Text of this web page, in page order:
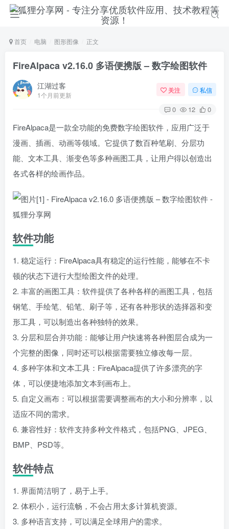
首页 电脑 图形图像 正文
FireAlpaca v2.16.0 多语便携版 – 数字绘图软件
江湖过客
1个月前更新
关注 私信
0 12 0
FireAlpaca是一款全功能的免费数字绘图软件，应用广泛于
漫画、插画、动画等领域。它提供了数百种笔刷、分层功
能、文本工具、渐变色等多种画图工具，让用户得以创造出
各式各样的绘画作品。
软件功能
1. 稳定运行：FireAlpaca具有稳定的运行性能，能够在不卡
顿的状态下进行大型绘图文件的处理。
2. 丰富的画图工具：软件提供了各种各样的画图工具，包括
钢笔、手绘笔、铅笔、刷子等，还有各种形状的选择器和变
形工具，可以制造出各种独特的效果。
3. 分层和层合并功能：能够让用户快速将各种图层合成为一
个完整的图像，同时还可以根据需要独立修改每一层。
4. 多种字体和文本工具：FireAlpaca提供了许多漂亮的字
体，可以便捷地添加文本到画布上。
5. 自定义画布：可以根据需要调整画布的大小和分辨率，以
适应不同的需求。
6. 兼容性好：软件支持多种文件格式，包括PNG、JPEG、
BMP、PSD等。
软件特点
1. 界面简洁明了，易于上手。
2. 体积小，运行流畅，不会占用太多计算机资源。
3. 多种语言支持，可以满足全球用户的需求。